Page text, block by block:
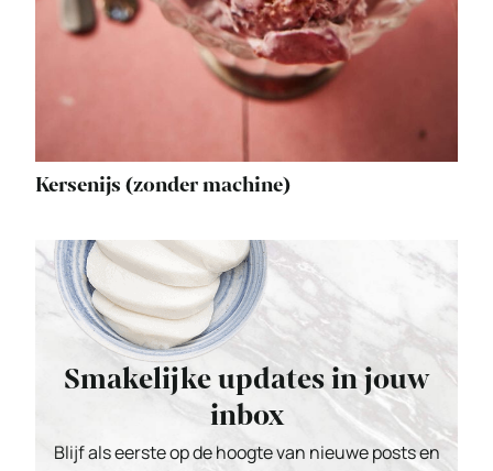
Kersenijs (zonder machine)
Smakelijke updates in jouw
inbox
Blijf als eerste op de hoogte van nieuwe posts en